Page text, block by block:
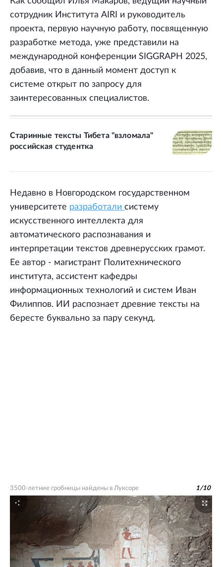
сотрудник Института AIRI и руководитель
проекта, первую научную работу, посвященную
разработке метода, уже представили на
международной конференции SIGGRAPH 2025,
добавив, что в данный момент доступ к
системе открыт по запросу для
заинтересованных специалистов.
Старинные тексты Тибета "взломала"
российская студентка
Недавно в Новгородском государственном
университете разработали систему
искусственного интеллекта для
автоматического распознавания и
интерпретации текстов древнерусских грамот.
Ее автор - магистрант Политехнического
института, ассистент кафедры
информационных технологий и систем Иван
Филиппов. ИИ распознает древние тексты на
бересте буквально за пару секунд.
3500-летние гробницы найдены в Луксоре 1/10